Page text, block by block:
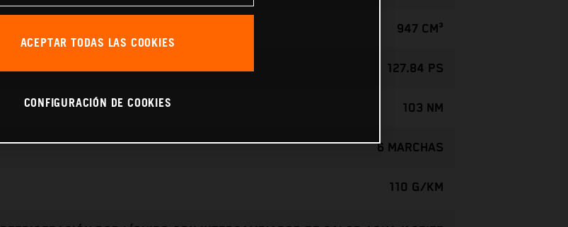
947 CM³
127.84 PS
103 NM
6 MARCHAS
110 G/KM
ACEPTAR TODAS LAS COOKIES
CONFIGURACIÓN DE COOKIES